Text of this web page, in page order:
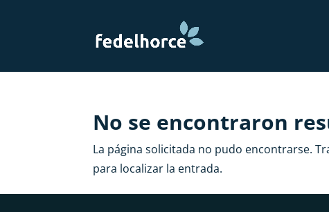
No se encontraron
La página solicitada no pudo encontrarse.
para localizar la entrada.